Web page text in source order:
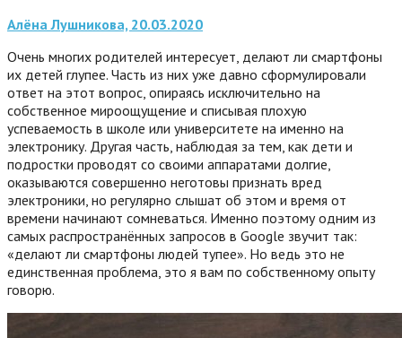
Алёна Лушникова, 20.03.2020
Очень многих родителей интересует, делают ли смартфоны
их детей глупее. Часть из них уже давно сформулировали
ответ на этот вопрос, опираясь исключительно на
собственное мироощущение и списывая плохую
успеваемость в школе или университете на именно на
электронику. Другая часть, наблюдая за тем, как дети и
подростки проводят со своими аппаратами долгие,
оказываются совершенно неготовы признать вред
электроники, но регулярно слышат об этом и время от
времени начинают сомневаться. Именно поэтому одним из
самых распространённых запросов в Google звучит так:
«делают ли смартфоны людей тупее». Но ведь это не
единственная проблема, это я вам по собственному опыту
говорю.